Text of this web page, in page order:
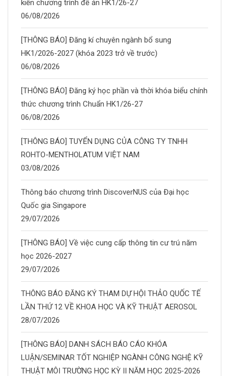
kiến chương trình đề án HK1/26-27
06/08/2026
[THÔNG BÁO] Đăng kí chuyên ngành bổ sung
HK1/2026-2027 (khóa 2023 trở về trước)
06/08/2026
[THÔNG BÁO] Đăng ký học phần và thời khóa biểu chính
thức chương trình Chuẩn HK1/26-27
06/08/2026
[THÔNG BÁO] TUYỂN DỤNG CỦA CÔNG TY TNHH
ROHTO-MENTHOLATUM VIỆT NAM
03/08/2026
Thông báo chương trình DiscoverNUS của Đại học
Quốc gia Singapore
29/07/2026
[THÔNG BÁO] Về việc cung cấp thông tin cư trú năm
học 2026-2027
29/07/2026
THÔNG BÁO ĐĂNG KÝ THAM DỰ HỘI THẢO QUỐC TẾ
LẦN THỨ 12 VỀ KHOA HỌC VÀ KỸ THUẬT AEROSOL
28/07/2026
[THÔNG BÁO] DANH SÁCH BÁO CÁO KHÓA
LUẬN/SEMINAR TỐT NGHIỆP NGÀNH CÔNG NGHỆ KỸ
THUẬT MÔI TRƯỜNG HỌC KỲ II NĂM HỌC 2025-2026